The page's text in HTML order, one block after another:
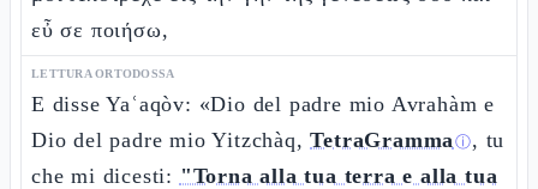
εὖ σε ποιήσω,
LETTURA ORTODOSSA
E disse Yaʿaqòv: «Dio del padre mio Avrahàm e
Dio del padre mio Yitzchàq,TetraGrammaⓘ, tu
che mi dicesti: "Torna alla tua terra e alla tua